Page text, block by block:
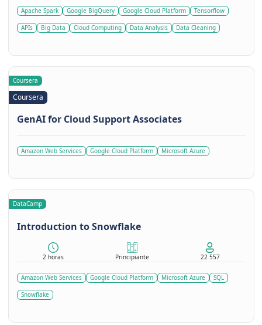
Apache Spark Google BigQuery Google Cloud Platform Tensorflow
APIs Big Data Cloud Computing Data Analysis Data Cleaning
Coursera
Coursera
GenAI for Cloud Support Associates
Amazon Web Services Google Cloud Platform Microsoft Azure
DataCamp
Introduction to Snowflake
2 horas Principiante 22 557
Amazon Web Services Google Cloud Platform Microsoft Azure SQL
Snowflake